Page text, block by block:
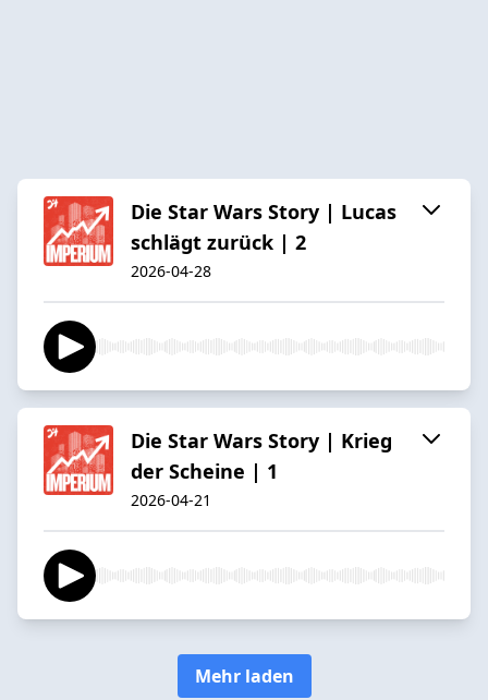
Die Star Wars Story | Lucas
schlägt zurück | 2
2026-04-28
Die Star Wars Story | Krieg
der Scheine | 1
2026-04-21
Mehr laden